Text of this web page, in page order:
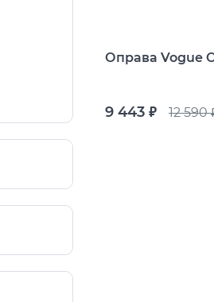
О компании
Оправа Vogue
9 443 руб. 12 590